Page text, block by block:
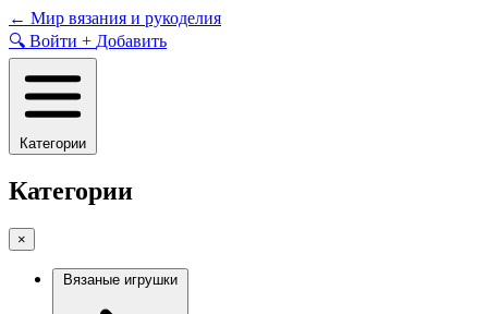
Skip
to
content
← Мир вязания и рукоделия
🔍 Войти + Добавить
Категории
Категории
×
Вязаные игрушки